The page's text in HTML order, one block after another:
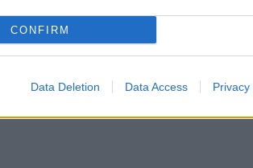
CONFIRM
Data Deletion Data Access Privacy